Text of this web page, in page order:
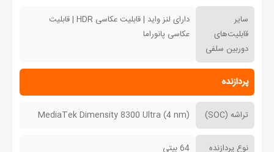
سایر
قابلیت‌های
دوربین سلفی
دارای لنز واید | قابلیت عکاسی HDR | قابلیت
عکاسی پانوراما
پردازنده
تراشه (SOC) MediaTek Dimensity 8300 Ultra (4 nm)
نوع پردازنده 64 بیتی